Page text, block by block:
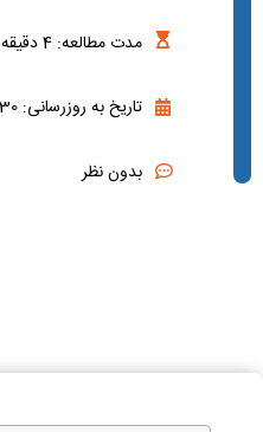
مدت مطالعه: 4دقیقه
تاریخ به روزرسانی: 30 اردیبهشت 1404
بدون نظر